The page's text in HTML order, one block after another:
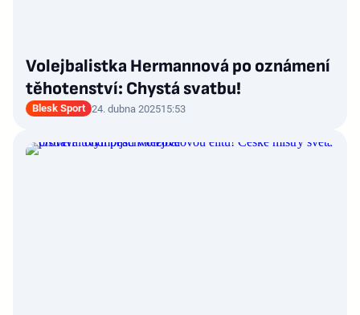
Volejbalistka Hermannová po oznámení
těhotenství: Chystá svatbu!
Blesk Sport 24. dubna 202515:53